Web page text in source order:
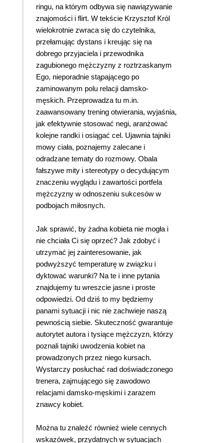
ringu, na którym odbywa się nawiązywanie
znajomości i flirt. W tekście Krzysztof Król
wielokrotnie zwraca się do czytelnika,
przełamując dystans i kreując się na
dobrego przyjaciela i przewodnika
zagubionego mężczyzny z roztrzaskanym
Ego, nieporadnie stąpającego po
zaminowanym polu relacji damsko-
męskich. Przeprowadza tu m.in.
zaawansowany trening otwierania, wyjaśnia,
jak efektywnie stosować negi, aranżować
kolejne randki i osiągać cel. Ujawnia tajniki
mowy ciała, poznajemy zalecane i
odradzane tematy do rozmowy. Obala
fałszywe mity i stereotypy o decydującym
znaczeniu wyglądu i zawartości portfela
mężczyzny w odnoszeniu sukcesów w
podbojach miłosnych.
Jak sprawić, by żadna kobieta nie mogła i
nie chciała Ci się oprzeć? Jak zdobyć i
utrzymać jej zainteresowanie, jak
podwyższyć temperaturę w związku i
dyktować warunki? Na te i inne pytania
znajdujemy tu wreszcie jasne i proste
odpowiedzi. Od dziś to my będziemy
panami sytuacji i nic nie zachwieje naszą
pewnością siebie. Skuteczność gwarantuje
autorytet autora i tysiące mężczyzn, którzy
poznali tajniki uwodzenia kobiet na
prowadzonych przez niego kursach.
Wystarczy posłuchać rad doświadczonego
trenera, zajmującego się zawodowo
relacjami damsko-męskimi i zarazem
znawcy kobiet.
Można tu znaleźć również wiele cennych
wskazówek, przydatnych w sytuacjach